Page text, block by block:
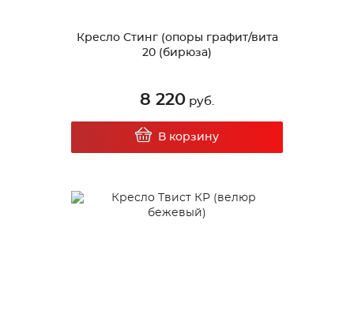
Кресло Стинг (опоры графит/вита
20 (бирюза)
8 220 руб.
В корзину